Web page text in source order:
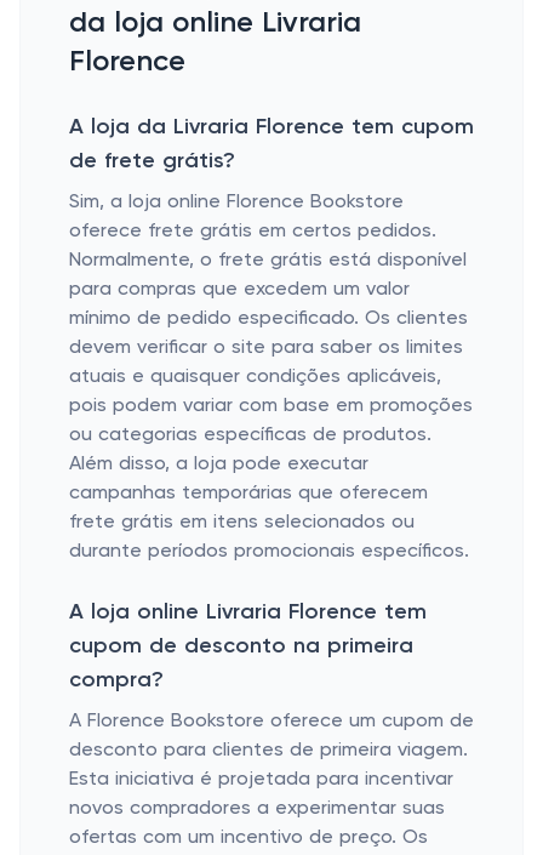
da loja online Livraria
Florence
A loja da Livraria Florence tem cupom
de frete grátis?
Sim, a loja online Florence Bookstore
oferece frete grátis em certos pedidos.
Normalmente, o frete grátis está disponível
para compras que excedem um valor
mínimo de pedido especificado. Os clientes
devem verificar o site para saber os limites
atuais e quaisquer condições aplicáveis,
pois podem variar com base em promoções
ou categorias específicas de produtos.
Além disso, a loja pode executar
campanhas temporárias que oferecem
frete grátis em itens selecionados ou
durante períodos promocionais específicos.
A loja online Livraria Florence tem
cupom de desconto na primeira
compra?
A Florence Bookstore oferece um cupom de
desconto para clientes de primeira viagem.
Esta iniciativa é projetada para incentivar
novos compradores a experimentar suas
ofertas com um incentivo de preço. Os